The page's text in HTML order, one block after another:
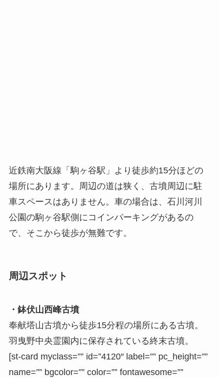
近鉄南大阪線「駒ヶ谷駅」より徒歩約15分ほどの
場所にあります。周辺の道は狭く、古墳周辺に駐
車スペースはありません。車の場合は、石川河川
公園の駒ヶ谷駅側にコインパーキングがあるの
で、そこから徒歩が無難です。
周辺スポット
・鉢伏山西峰古墳
奉献塔山古墳から徒歩15分程の場所にある古墳。
羽曳野中央霊園内に保存されている終末古墳。
[st-card myclass=”” id=”4120″ label=”” pc_height=””
name=”” bgcolor=”” color=”” fontawesome=””